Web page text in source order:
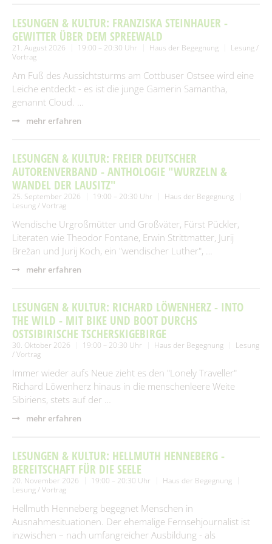
LESUNGEN & KULTUR: FRANZISKA STEINHAUER -
GEWITTER ÜBER DEM SPREEWALD
21. August 2026 19:00 – 20:30 Uhr Haus der Begegnung
Lesung /
Vortrag
Am Fuß des Aussichtsturms am Cottbuser Ostsee wird eine
Leiche entdeckt - es ist die junge Gamerin Samantha,
genannt Cloud. …
mehr erfahren
LESUNGEN & KULTUR: FREIER DEUTSCHER
AUTORENVERBAND - ANTHOLOGIE "WURZELN &
WANDEL DER LAUSITZ"
25. September 2026 19:00 – 20:30 Uhr
Haus der Begegnung
Lesung / Vortrag
Wendische Urgroßmütter und Großväter, Fürst Pückler,
Literaten wie Theodor Fontane, Erwin Strittmatter, Jurij
Brežan und Jurij Koch, ein "wendischer Luther", …
mehr erfahren
LESUNGEN & KULTUR: RICHARD LÖWENHERZ - INTO
THE WILD - MIT BIKE UND BOOT DURCHS
OSTSIBIRISCHE TSCHERSKIGEBIRGE
30. Oktober 2026 19:00 – 20:30 Uhr Haus der Begegnung
Lesung
/ Vortrag
Immer wieder aufs Neue zieht es den "Lonely Traveller"
Richard Löwenherz hinaus in die menschenleere Weite
Sibiriens, stets auf der …
mehr erfahren
LESUNGEN & KULTUR: HELLMUTH HENNEBERG -
BEREITSCHAFT FÜR DIE SEELE
20. November 2026 19:00 – 20:30 Uhr
Haus der Begegnung
Lesung / Vortrag
Hellmuth Henneberg begegnet Menschen in
Ausnahmesituationen. Der ehemalige Fernsehjournalist ist
inzwischen – nach umfangreicher Ausbildung - als